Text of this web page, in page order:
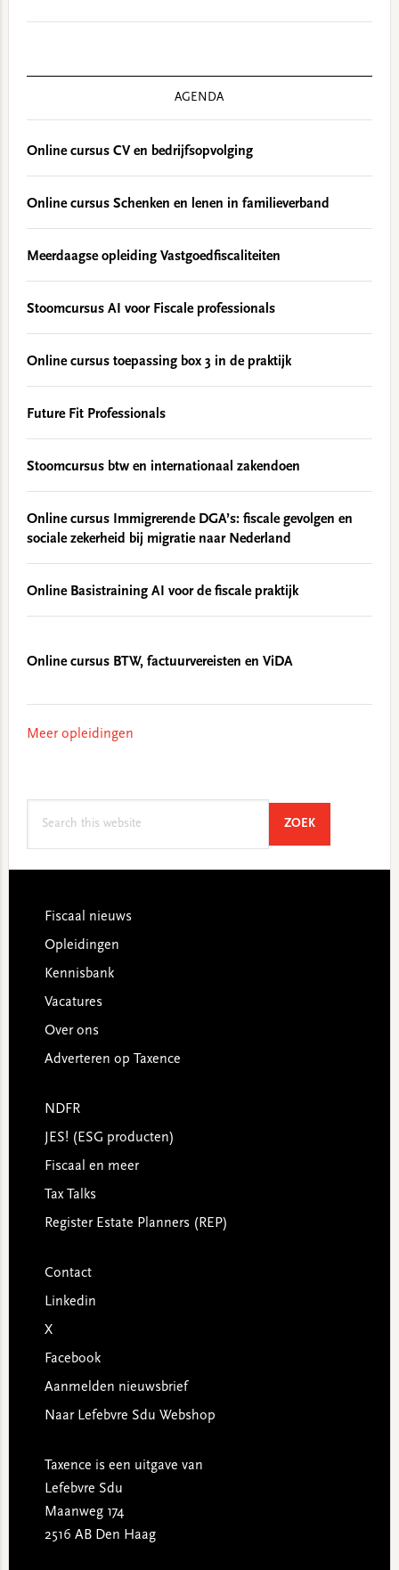
AGENDA
Online cursus CV en bedrijfsopvolging
Online cursus Schenken en lenen in familieverband
Meerdaagse opleiding Vastgoedfiscaliteiten
Stoomcursus AI voor Fiscale professionals
Online cursus toepassing box 3 in de praktijk
Future Fit Professionals
Stoomcursus btw en internationaal zakendoen
Online cursus Immigrerende DGA’s: fiscale gevolgen en
sociale zekerheid bij migratie naar Nederland
Online Basistraining AI voor de fiscale praktijk
Online cursus BTW, factuurvereisten en ViDA
Meer opleidingen
ZOEKSEARCH
Footer
Fiscaal nieuws
Opleidingen
Kennisbank
Vacatures
Over ons
Adverteren op Taxence
NDFR
JES! (ESG producten)
Fiscaal en meer
Tax Talks
Register Estate Planners (REP)
Contact
Linkedin
X
Facebook
Aanmelden nieuwsbrief
Naar Lefebvre Sdu Webshop
Taxence is een uitgave van
Lefebvre Sdu
Maanweg 174
2516 AB Den Haag